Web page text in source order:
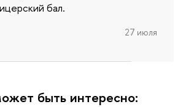
бал.
27 июля
быть интересно: